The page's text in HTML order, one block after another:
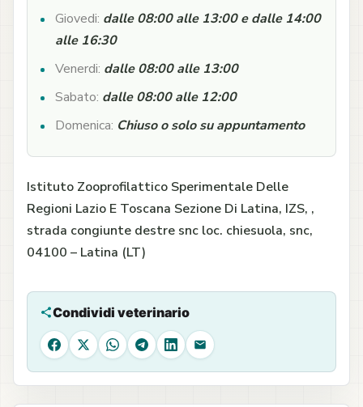
Giovedi: dalle 08:00 alle 13:00 e dalle 14:00
alle 16:30
Venerdi: dalle 08:00 alle 13:00
Sabato: dalle 08:00 alle 12:00
Domenica: Chiuso o solo su appuntamento
Istituto Zooprofilattico Sperimentale Delle
Regioni Lazio E Toscana Sezione Di Latina, IZS, ,
strada congiunte destre snc loc. chiesuola, snc,
04100 – Latina (LT)
Condividi veterinario
Facebook
X WhatsAppTelegram
LinkedIn
Email